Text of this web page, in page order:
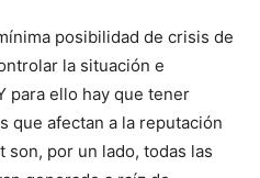
posibilidad de crisis de
la situación e
para ello hay que tener
que afectan a la reputación
por un lado, todas las